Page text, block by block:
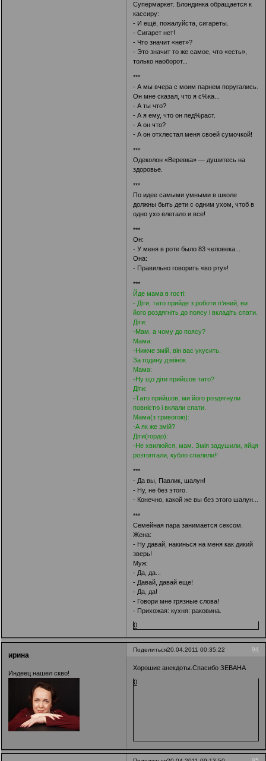
Супермаркет. Блондинка обращается к
кассиру:
- И ещё, пожалуйста, сигареты.
- Сигарет нет!
- Что значит «нет»?
- Это значит то же самое, что «есть»,
только наоборот...
***
- А мы вчера с моим парнем поругались.
Он мне сказал, что я с%ка...
- А ты что?
- А я ему, что он пед%раст.
- А он что?
- А он отхлестал меня своей сумочкой!
***
Одеколон «Веревка» — душитесь на
здоровье.
***
По идее самыми умными в школе
должны быть дети с одним ухом, чтоб в
одно ухо влетало и все!
***
Он:
- У меня в роте было 83 человека...
Она:
- Правильно говорить «во рту»!
***
Йде мама в гості:
- Діти, тато прийде з роботи п’яний, ви
його роздягніть до поясу і вкладіть спати.
Діти:
-Мам, а чому до поясу?
Мама:
-Нижче змій, він вас укусить.
За годину дзвінок.
Мама:
-Ну що діти прийшов тато?
Діти:
-Тато прийшов, ми його роздягнули
повністю і вклали спати.
Мама(з тривогою):
-А як же змій?
Діти(гордо):
-Не хвилюйся, мам. Змія задушили, яйця
розтоптали, кубло спалили!!
***
- Да вы, Павлик, шалун!
- Ну, не без этого.
- Конечно, какой же вы без этого шалун...
***
Семейная пара занимается сексом.
Жена:
- Ну давай, накинься на меня как дикий
зверь!
Муж:
- Да, да...
- Давай, давай еще!
- Да, да!
- Говори мне грязные слова!
- Прихожая: кухня: раковина.
0
Поделиться 94
20.04.2011 00:35:22
ирина
Индеец нашел скво!
Хорошие анекдоты.Спасибо ЗЕВАНА
0